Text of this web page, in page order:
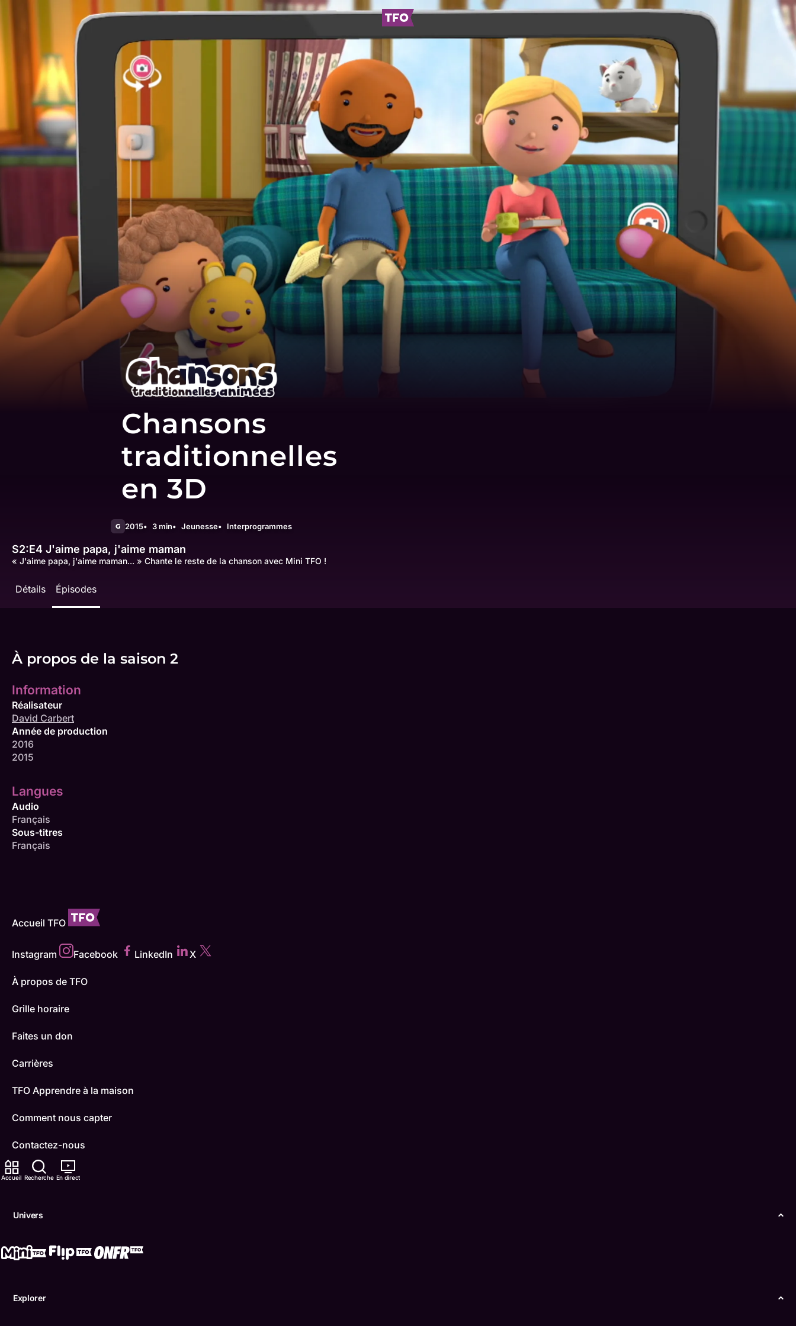
Accueil Recherche En direct
Univers
Explorer
Chansons
traditionnelles
en 3D
G 2015 3 min Jeunesse Interprogrammes
S2:E4 J'aime papa, j'aime maman
« J'aime papa, j'aime maman... » Chante le reste de la chanson avec Mini TFO !
Détails Épisodes
À propos de la saison 2
Information
Réalisateur
David Carbert
Année de production
2016
2015
Langues
Audio
Français
Sous-titres
Français
Accueil TFO
Instagram Facebook LinkedIn X
À propos de TFO
Grille horaire
Faites un don
Carrières
TFO Apprendre à la maison
Comment nous capter
Contactez-nous
ONFR
Conditions d'utilisation